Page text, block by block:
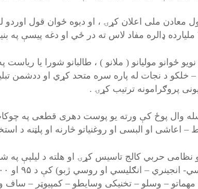
ټول معادن ملی اعلان کړۍ ، او دیوه ځوان قول
نویو ځوانو مولیانو ( ملانو ) ، طالبانو شورا یا
خلکو د نجات له پاره سره متحد کړي او ددشمن
پروګرامونه ترتیب کړۍ .
وال پوځ کې ورته یو پوست دهری قطعی په
– اعاشی او البسی او روغنیاتو څارنه او پلټنه د
یو نظامی حربي کالج تاسیس کړۍ او هلته د لیلېې
مهماتو – وسلو – تخنیکی وسایطو – کمپیوټر – ساف